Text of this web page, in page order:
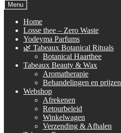
naar:
Menu
Home
Losse thee – Zero Waste
Yodeyma Parfums
🌿 Tabeaux Botanical Rituals
Botanical Haarthee
Tabeaux Beauty & Wax
Aromatherapie
Behandelingen en prijzen
Webshop
Afrekenen
Retourbeleid
Winkelwagen
Verzending & Afhalen